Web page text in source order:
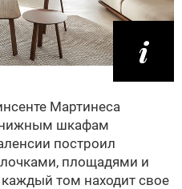
Мартинеса
шкафам
построил
площадями и
том находит свое